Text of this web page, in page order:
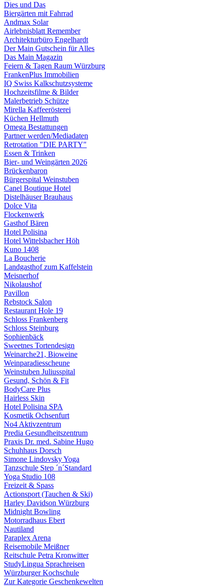
Dies und Das
Biergärten mit Fahrrad
Andmax Solar
Airlebnisblatt Remember
Architekturbüro Engelhardt
Der Main Gutschein für Alles
Das Main Magazin
Feiern & Tagen Raum Würzburg
FrankenPlus Immobilien
IQ Swiss Kalkschutzsysteme
Hochzeitsfilme & Bilder
Malerbetrieb Schütze
Mirella Kaffeerösterei
Küchen Hellmuth
Omega Bestattungen
Partner werden/Mediadaten
Retrotation "DIE PARTY"
Essen & Trinken
Bier- und Weingärten 2026
Brückenbaron
Bürgerspital Weinstuben
Canel Boutique Hotel
Distelhäuser Brauhaus
Dolce Vita
Flockenwerk
Gasthof Bären
Hotel Polisina
Hotel Wittelsbacher Höh
Kuno 1408
La Boucherie
Landgasthof zum Kaffelstein
Meisnerhof
Nikolaushof
Pavillon
Rebstock Salon
Restaurant Hole 19
Schloss Frankenberg
Schloss Steinburg
Sophienbäck
Sweetnes Tortendesign
Weinarche21, Bioweine
Weinparadiesscheune
Weinstuben Juliusspital
Gesund, Schön & Fit
BodyCare Plus
Hairless Skin
Hotel Polisina SPA
Kosmetik Ochsenfurt
No4 Aktivzentrum
Predia Gesundheitszentrum
Praxis Dr. med. Sabine Hugo
Schuhhaus Dorsch
Simone Lindovsky Yoga
Tanzschule Step ´n´Standard
Yoga Studio 108
Freizeit & Spass
Actionsport (Tauchen & Ski)
Harley Davidson Würzburg
Midnight Bowling
Motorradhaus Ebert
Nautiland
Paraplex Arena
Reisemobile Meißner
Reitschule Petra Kronwitter
StudyLingua Sprachreisen
Würzburger Kochschule
Zur Kategorie Geschenkewelten